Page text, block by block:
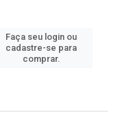
Faça seu login ou
cadastre-se para
comprar.